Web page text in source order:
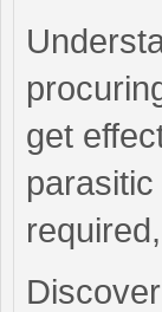
get